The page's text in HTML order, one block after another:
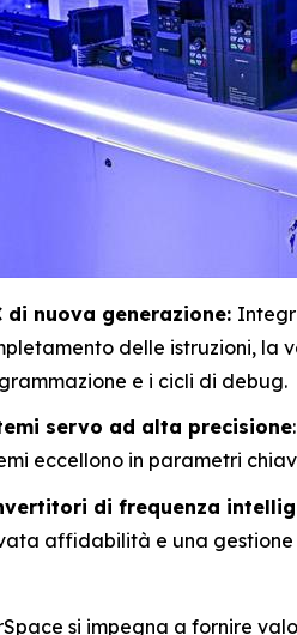
di nuova generazione:
delle istruzioni, la
e i cicli di debug.
servo ad alta precisione
eccellono in parametri
di frequenza
affidabilità e una gestione
si impegna a fornire